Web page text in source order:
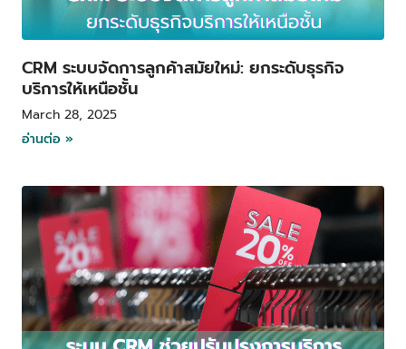
CRM ระบบจัดการลูกค้าสมัยใหม่: ยกระดับธุรกิจ
บริการให้เหนือชั้น
March 28, 2025
อ่านต่อ »